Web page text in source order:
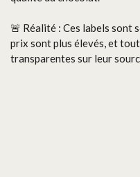
🚨 Réalité : Ces labels sont
prix sont plus élevés, et
transparentes sur leur